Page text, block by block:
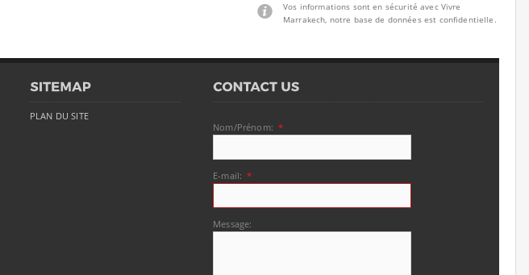
Vos informations sont en sécurité avec Vivre
Marrakech, notre base de données est confidentielle.
PLAN DU SITE
Nom/Prénom: *
E-mail: *
Message: